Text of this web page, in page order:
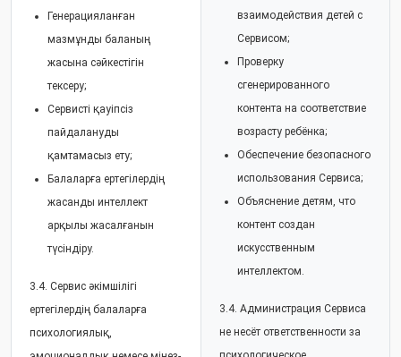
Генерацияланған
мазмұнды баланың
жасына сәйкестігін
тексеру;
Сервисті қауіпсіз
пайдалануды
қамтамасыз ету;
Балаларға ертегілердің
жасанды интеллект
арқылы жасалғанын
түсіндіру.
3.4. Сервис әкімшілігі
ертегілердің балаларға
психологиялық,
взаимодействия детей с
Сервисом;
Проверку
сгенерированного
контента на соответствие
возрасту ребёнка;
Обеспечение безопасного
использования Сервиса;
Объяснение детям, что
контент создан
искусственным
интеллектом.
3.4. Администрация Сервиса
не несёт ответственности за